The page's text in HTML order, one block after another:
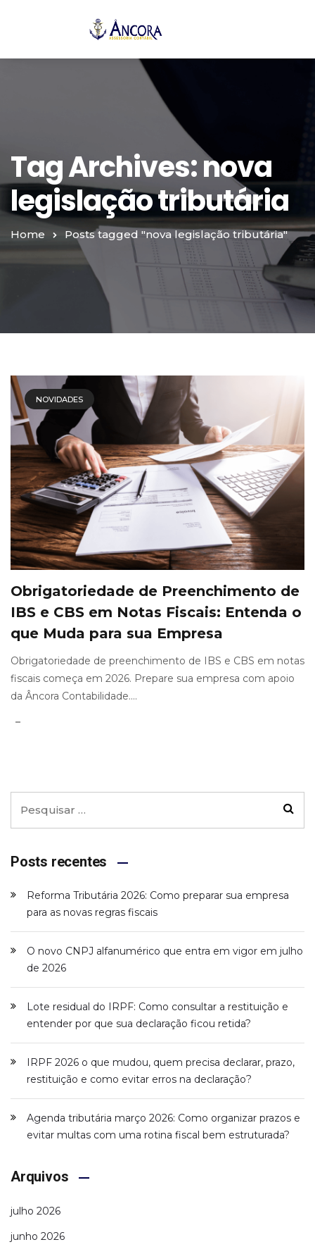
Tag Archives: nova
legislação tributária
Home Posts tagged "nova legislação tributária"
NOVIDADES
Obrigatoriedade de Preenchimento de
IBS e CBS em Notas Fiscais: Entenda o
que Muda para sua Empresa
Obrigatoriedade de preenchimento de IBS e CBS em notas
fiscais começa em 2026. Prepare sua empresa com apoio
da Âncora Contabilidade....
Posts recentes
Reforma Tributária 2026: Como preparar sua empresa
para as novas regras fiscais
O novo CNPJ alfanumérico que entra em vigor em julho
de 2026
Lote residual do IRPF: Como consultar a restituição e
entender por que sua declaração ficou retida?
IRPF 2026 o que mudou, quem precisa declarar, prazo,
restituição e como evitar erros na declaração?
Agenda tributária março 2026: Como organizar prazos e
evitar multas com uma rotina fiscal bem estruturada?
Arquivos
julho 2026
junho 2026